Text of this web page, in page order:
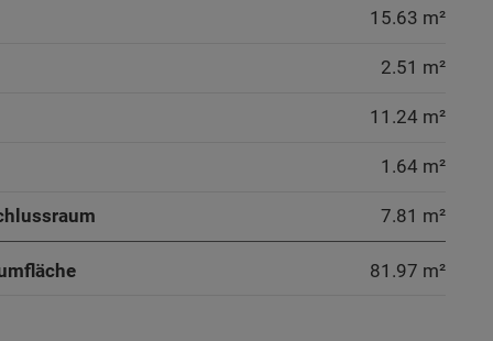
15.63 m²
2.51 m²
11.24 m²
1.64 m²
7.81 m²
81.97 m²